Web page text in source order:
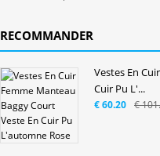
RECOMMANDER
Vestes En
Cuir Pu L'...
€
€ 60.20